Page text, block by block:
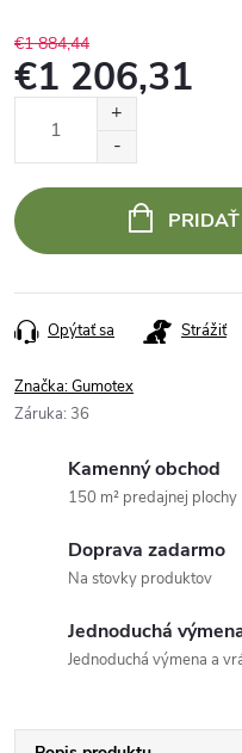
€1 884,44
€1 206,31
Opýtať sa Strážiť
Značka:Gumotex
Záruka: 36
Kamenný obchod
150 m² predajnej plochy
Doprava zadarmo
Na stovky produktov
Jednoduchá
Jednoduchá výmena a